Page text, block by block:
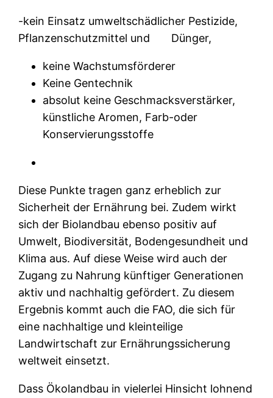
-kein Einsatz umweltschädlicher Pestizide,
Pflanzenschutzmittel und
Dünger,
keine Wachstumsförderer
Keine Gentechnik
absolut keine Geschmacksverstärker,
künstliche Aromen, Farb-oder
Konservierungsstoffe
Diese Punkte tragen ganz erheblich zur
Sicherheit der Ernährung bei. Zudem wirkt
sich der Biolandbau ebenso positiv auf
Umwelt, Biodiversität, Bodengesundheit und
Klima aus. Auf diese Weise wird auch der
Zugang zu Nahrung künftiger Generationen
aktiv und nachhaltig gefördert. Zu diesem
Ergebnis kommt auch die FAO, die sich für
eine nachhaltige und kleinteilige
Landwirtschaft zur Ernährungssicherung
weltweit einsetzt.
Dass Ökolandbau in vielerlei Hinsicht lohnend